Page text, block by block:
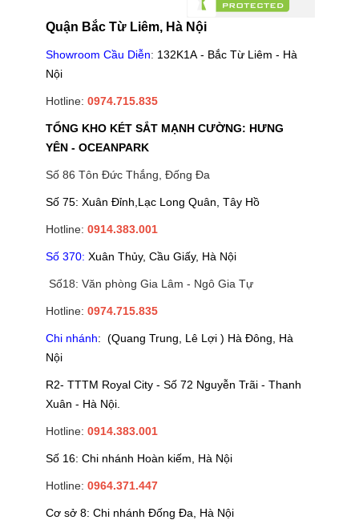
Quận Bắc Từ Liêm, Hà Nội
Showroom Cầu Diễn: 132K1A - Bắc Từ Liêm - Hà
Nội
Hotline: 0974.715.835
TỔNG KHO KÉT SẮT MẠNH CƯỜNG: HƯNG
YÊN - OCEANPARK
Số 86 Tôn Đức Thắng, Đống Đa
Số 75: Xuân Đỉnh,Lạc Long Quân, Tây Hồ
Hotline: 0914.383.001
Số 370: Xuân Thủy, Cầu Giấy, Hà Nội
Số18: Văn phòng Gia Lâm - Ngô Gia Tự
Hotline: 0974.715.835
Chi nhánh: (Quang Trung, Lê Lợi ) Hà Đông, Hà
Nội
R2- TTTM Royal City - Số 72 Nguyễn Trãi - Thanh
Xuân - Hà Nội.
Hotline: 0914.383.001
Số 16: Chi nhánh Hoàn kiếm, Hà Nội
Hotline: 0964.371.447
Cơ sở 8: Chi nhánh Đống Đa, Hà Nội